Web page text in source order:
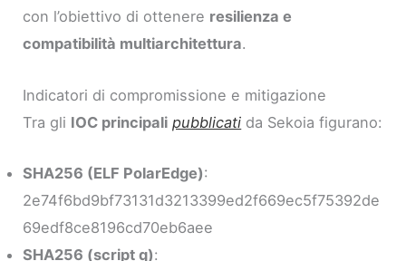
con l’obiettivo di ottenere resilienza e
compatibilità multiarchitettura.
Indicatori di compromissione e mitigazione
Tra gli IOC principali pubblicati da Sekoia figurano:
SHA256 (ELF PolarEdge):
2e74f6bd9bf73131d3213399ed2f669ec5f75392de
69edf8ce8196cd70eb6aee
SHA256 (script q):